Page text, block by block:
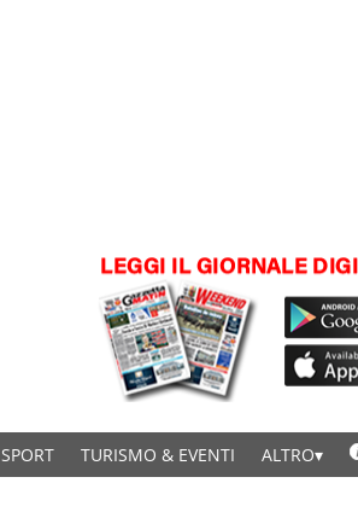
SPORT TURISMO & EVENTI ALTRO